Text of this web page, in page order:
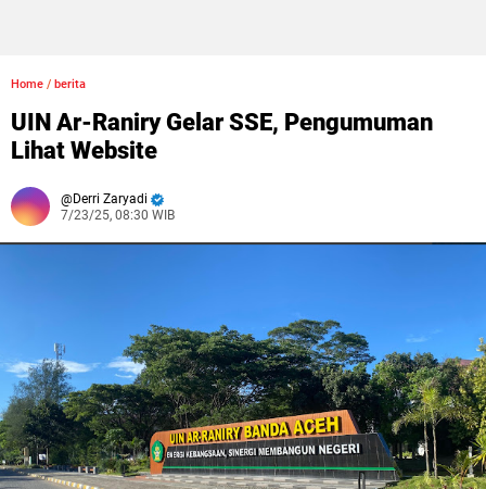
Home / berita
UIN Ar-Raniry Gelar SSE, Pengumuman
Lihat Website
Derri Zaryadi
7/23/25, 08:30 WIB